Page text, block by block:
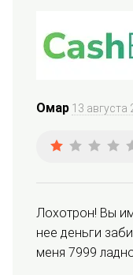
Омар 13 августа
Лохотрон! Вы
нее деньги
меня 7999